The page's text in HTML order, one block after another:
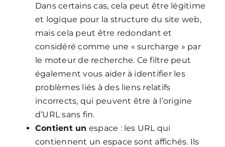
Dans certains cas, cela peut être légitime
et logique pour la structure du site web,
mais cela peut être redondant et
considéré comme une « surcharge » par
le moteur de recherche. Ce filtre peut
également vous aider à identifier les
problèmes liés à des liens relatifs
incorrects, qui peuvent être à l’origine
d’URL sans fin.
Contient un espace : les URL qui
contiennent un espace sont affichés. Ils